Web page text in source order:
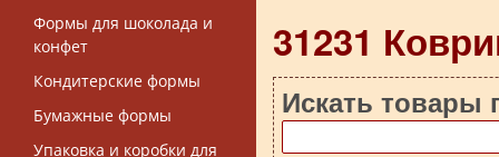
Формы для шоколада и
конфет
Кондитерские формы
Бумажные формы
Упаковка и коробки для
31231
Искать товары